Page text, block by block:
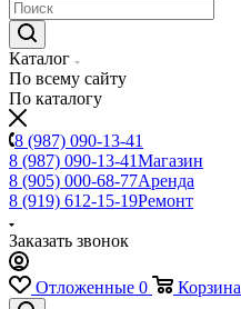
Каталог
По всему сайту
По каталогу
8 (987) 090-13-41
8 (987) 090-13-41Магазин
8 (905) 000-68-77Аренда
8 (919) 612-15-19Ремонт
Заказать звонок
Отложенные 0 Корзина